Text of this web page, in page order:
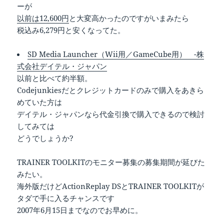
ーが
以前は12,600円と大変高かったのですがいまみたら
税込み6,279円と安くなってた。
SD Media Launcher（Wii用／GameCube用） -株
式会社デイテル・ジャパン
以前と比べて約半額。
Codejunkiesだとクレジットカードのみで購入をあきら
めていた方は
デイテル・ジャパンなら代金引換で購入できるので検討
してみては
どうでしょうか?
TRAINER TOOLKITのモニター募集の募集期間が延びた
みたい。
海外版だけどActionReplay DSとTRAINER TOOLKITが
タダで手に入るチャンスです
2007年6月15日までなのでお早めに。